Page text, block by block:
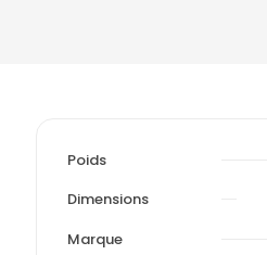
Poids
Dimensions
Marque